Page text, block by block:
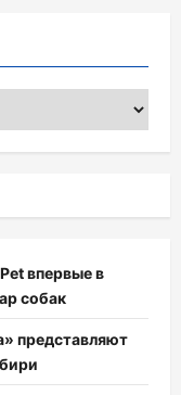
впервые в
собак
представляют